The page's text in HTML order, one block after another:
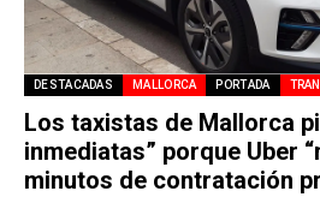
DESTACADAS MALLORCA PORTADA
Los taxistas de Mallorca
inmediatas” porque Uber
minutos de contratación